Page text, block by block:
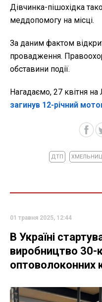
Дівчинка-пішохідка
меддопомогу на місці.
За даним фактом
провадження.
обставини події.
Нагадаємо, 27 квітня
загинув 12-річний
ДТП
01 травня 2025, 12:44
В Україні
виробництво 30-
оптоволоконних